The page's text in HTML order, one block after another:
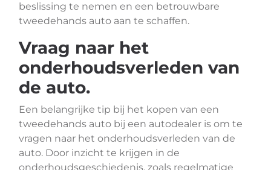
beslissing te nemen en een betrouwbare
tweedehands auto aan te schaffen.
Vraag naar het
onderhoudsverleden van
de auto.
Een belangrijke tip bij het kopen van een
tweedehands auto bij een autodealer is om te
vragen naar het onderhoudsverleden van de
auto. Door inzicht te krijgen in de
onderhoudsgeschiedenis, zoals regelmatige